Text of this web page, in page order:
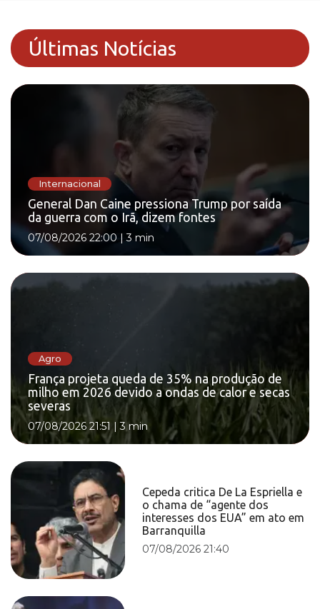
Últimas Notícias
Internacional
General Dan Caine pressiona Trump por saída
da guerra com o Irã, dizem fontes
07/08/2026 22:00 |3 min
Agro
França projeta queda de 35% na produção de
milho em 2026 devido a ondas de calor e secas
severas
07/08/2026 21:51 |3 min
Cepeda critica De La Espriella e
o chama de “agente dos
interesses dos EUA” em ato em
Barranquilla
07/08/2026 21:40